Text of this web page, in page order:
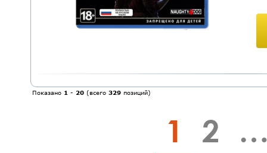
Показано 1 - 20 (всего 329 позиций)
1 2